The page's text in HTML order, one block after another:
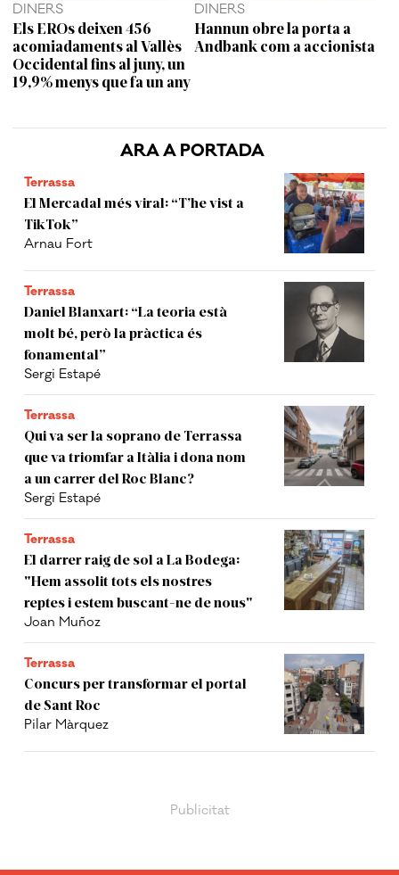
ARA A PORTADA
Terrassa
El Mercadal més viral: “T’he vist a
TikTok”
Arnau Fort
Terrassa
Daniel Blanxart: “La teoria està
molt bé, però la pràctica és
fonamental”
Sergi Estapé
Terrassa
Qui va ser la soprano de Terrassa
que va triomfar a Itàlia i dona nom
a un carrer del Roc Blanc?
Sergi Estapé
Terrassa
El darrer raig de sol a La Bodega:
"Hem assolit tots els nostres
reptes i estem buscant-ne de nous"
Joan Muñoz
Terrassa
Concurs per transformar el portal
de Sant Roc
Pilar Màrquez
DINERS
Els EROs deixen 456
acomiadaments al Vallès
Occidental fins al juny, un
19,9% menys que fa un any
DINERS
Hannun obre la porta a
Andbank com a accionista